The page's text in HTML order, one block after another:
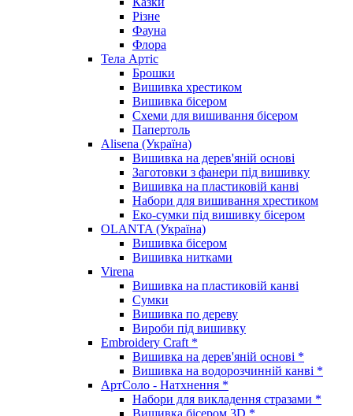
Різне
Фауна
Флора
Тела Артіс
Брошки
Вишивка хрестиком
Вишивка бісером
Схеми для вишивання бісером
Папертоль
Alisena (Україна)
Вишивка на дерев'яній основі
Заготовки з фанери під вишивку
Вишивка на пластиковій канві
Набори для вишивання хрестиком
Еко-сумки під вишивку бісером
OLANTA (Україна)
Вишивка бісером
Вишивка нитками
Virena
Вишивка на пластиковій канві
Сумки
Вишивка по дереву
Вироби під вишивку
Embroidery Craft *
Вишивка на дерев'яній основі *
Вишивка на водорозчинній канві *
АртСоло - Натхнення *
Набори для викладення стразами *
Вишивка бісером 3D *